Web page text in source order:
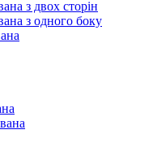
з двох сторін
з одного боку